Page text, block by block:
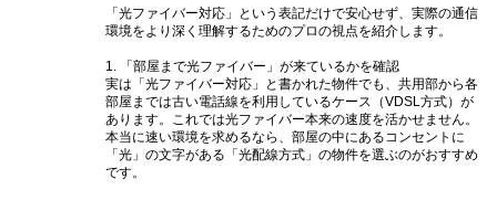
「光ファイバー対応」という表記だけで安心せず、実際の通信
環境をより深く理解するためのプロの視点を紹介します。
1. 「部屋まで光ファイバー」が来ているかを確認
実は「光ファイバー対応」と書かれた物件でも、共用部から各
部屋までは古い電話線を利用しているケース（VDSL方式）が
あります。これでは光ファイバー本来の速度を活かせません。
本当に速い環境を求めるなら、部屋の中にあるコンセントに
「光」の文字がある「光配線方式」の物件を選ぶのがおすすめ
です。